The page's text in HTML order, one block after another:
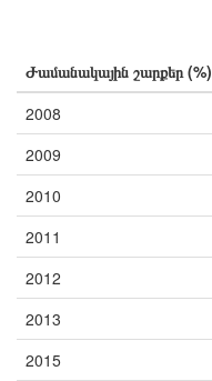
Ժամանակային շարքեր (%)
2008
2009
2010
2011
2012
2013
2015